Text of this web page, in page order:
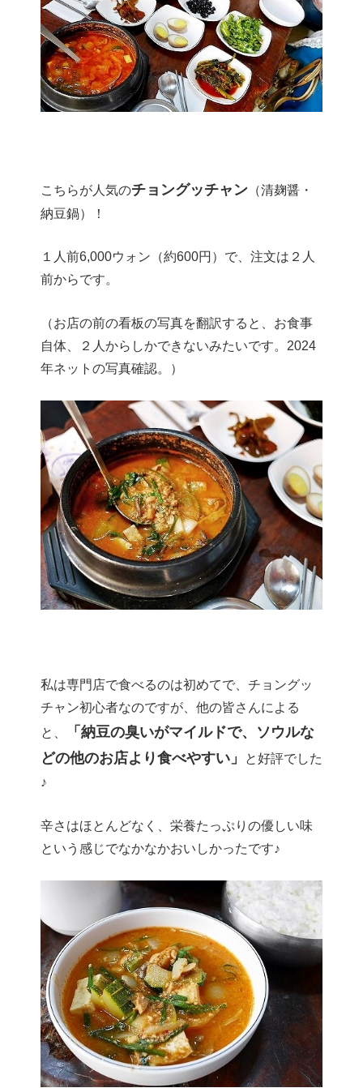
こちらが人気のチョングッチャン （清麹醤・
納豆鍋）！
１人前6,000ウォン（約600円）で、注文は２人
前からです。
（お店の前の看板の写真を翻訳すると、お食事
自体、２人からしかできないみたいです。2024
年ネットの写真確認。）
私は専門店で食べるのは初めてで、チョングッ
チャン初心者なのですが、他の皆さんによる
と、
「納豆の臭いがマイルドで、ソウルな
どの他のお店より食べやすい」
と好評でした
♪
辛さはほとんどなく、栄養たっぷりの優しい味
という感じでなかなかおいしかったです♪